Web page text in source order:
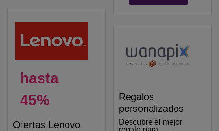
hasta
45%
Ofertas Lenovo
Regalos
personalizados
Descubre el mejor
regalo para